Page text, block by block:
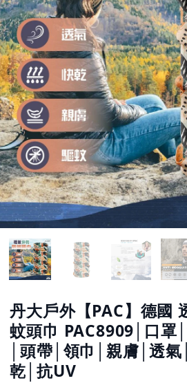
丹大戶外【PAC】德國
蚊頭巾 PAC8909│口罩
│頭帶│領巾│親膚│透
乾│抗UV